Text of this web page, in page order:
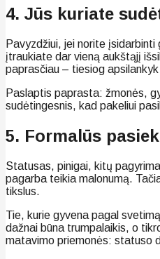
4. Jūs kuriate
Pavyzdžiui, jei norite
įtraukiate dar vieną aukštąjį
paprasčiau – tiesiog
Paslaptis paprasta: žmonės,
sudėtingesnis, kad pakeliui
5. Formalūs
Statusas, pinigai, kitų
pagarba teikia malonumą.
tikslus.
Tie, kurie gyvena pagal
dažnai būna trumpalaikis, o
matavimo priemonės: statuso